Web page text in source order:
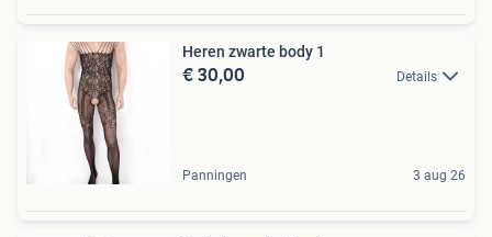
Heren zwarte body 1
€ 30,00 Details
Panningen 3 aug 26